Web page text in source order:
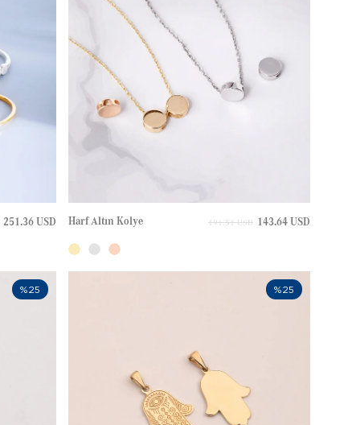
251.36 USD Harf Altın Kolye 143.64 USD
191.51 USD
%25 %25